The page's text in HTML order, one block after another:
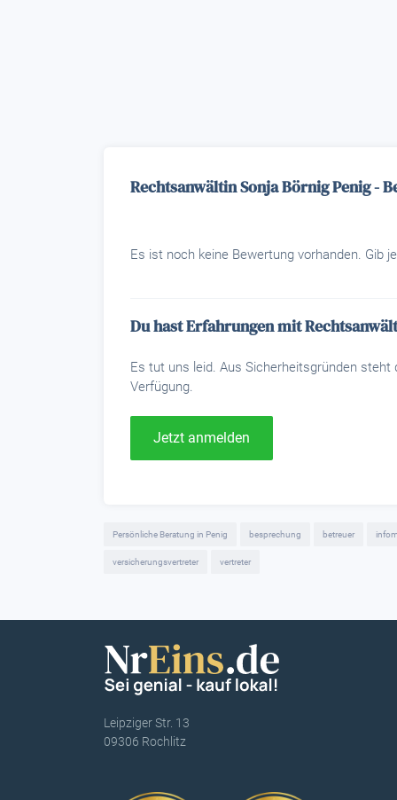
Rechtsanwältin Sonja Börnig Penig -
Es ist noch keine Bewertung vorhanden. Gib
Du hast Erfahrungen mit
Es tut uns leid. Aus Sicherheitsgründen
Verfügung.
Jetzt anmelden
Persönliche Beratung in Penig besprechung betreuer
versicherungsvertreter vertreter
Leipziger Str. 13
09306 Rochlitz